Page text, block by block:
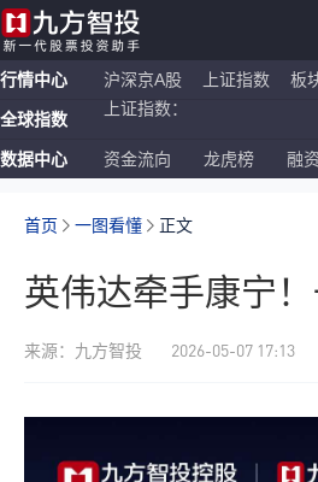
行情中心 沪深京A股 上证指数 板
全球指数 恒生指数：
纳斯达克ETF：
数据中心 资金流向 龙虎榜 融
首页 一图看懂 正文
英伟达牵手康宁
来源：九方智投 2026-05-07 17:13